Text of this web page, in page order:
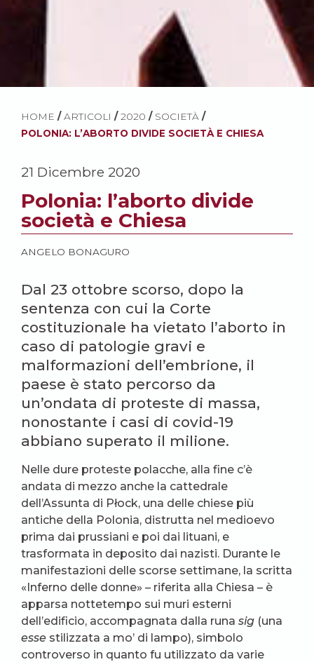
HOME / ARTICOLI / 2020 / SOCIETÀ /
POLONIA: L’ABORTO DIVIDE SOCIETÀ E CHIESA
21 Dicembre 2020
Polonia: l’aborto divide
società e Chiesa
ANGELO BONAGURO
Dal 23 ottobre scorso, dopo la
sentenza con cui la Corte
costituzionale ha vietato l’aborto in
caso di patologie gravi e
malformazioni dell’embrione, il
paese è stato percorso da
un’ondata di proteste di massa,
nonostante i casi di covid-19
abbiano superato il milione.
Nelle dure proteste polacche, alla fine c’è
andata di mezzo anche la cattedrale
dell’Assunta di Płock, una delle chiese più
antiche della Polonia, distrutta nel medioevo
prima dai prussiani e poi dai lituani, e
trasformata in deposito dai nazisti. Durante le
manifestazioni delle scorse settimane, la scritta
«Inferno delle donne» – riferita alla Chiesa – è
apparsa nottetempo sui muri esterni
dell’edificio, accompagnata dalla runa sig (una
esse stilizzata a mo’ di lampo), simbolo
controverso in quanto fu utilizzato da varie